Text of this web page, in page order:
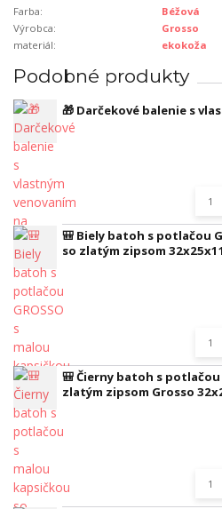
Farba:
Béžová
Výrobca:
Grosso
materiál:
ekokoža
Podobné produkty
🎁 Darčekové balenie s
🎒 Biely batoh s potlačou
so zlatým zipsom
🎒 Čierny batoh s
zlatým zipsom Grosso